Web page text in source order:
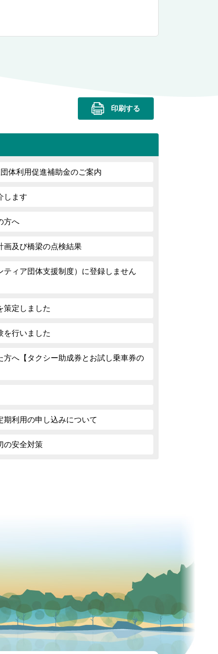
印刷する
体利用促進補助金のご案内
します
方へ
画及び橋梁の点検結果
ティア団体支援制度）に登録しません
策定しました
を行いました
方へ【タクシー助成券とお試し乗車券の
期利用の申し込みについて
の安全対策